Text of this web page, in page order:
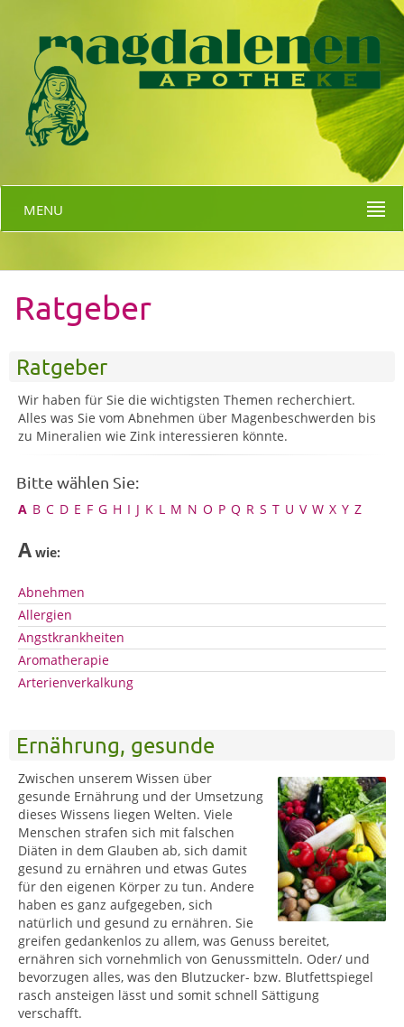
MENU
Ratgeber
Ratgeber
Wir haben für Sie die wichtigsten Themen recherchiert.
Alles was Sie vom Abnehmen über Magenbeschwerden bis
zu Mineralien wie Zink interessieren könnte.
Bitte wählen Sie:
A B C D E F G H I J K L M N O P Q R S T U V W X Y Z
A wie:
Abnehmen
Allergien
Angstkrankheiten
Aromatherapie
Arterienverkalkung
Ernährung, gesunde
Zwischen unserem Wissen über
gesunde Ernährung und der Umsetzung
dieses Wissens liegen Welten. Viele
Menschen strafen sich mit falschen
Diäten in dem Glauben ab, sich damit
gesund zu ernähren und etwas Gutes
für den eigenen Körper zu tun. Andere
haben es ganz aufgegeben, sich
natürlich und gesund zu ernähren. Sie
greifen gedankenlos zu allem, was Genuss bereitet,
ernähren sich vornehmlich von Genussmitteln. Oder/ und
bevorzugen alles, was den Blutzucker- bzw. Blutfettspiegel
rasch ansteigen lässt und somit schnell Sättigung
verschafft.